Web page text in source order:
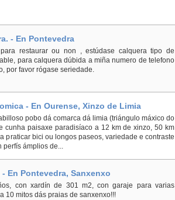
- En Pontevedra
restaurar ou non , estúdase calquera tipo de
para calquera dúbida a miña numero de telefono
por favor rógase seriedade.
- En Ourense, Xinzo de Limia
pobo dá comarca dá limia (triángulo máxico do
cunha paisaxe paradisíaco a 12 km de xinzo, 50 km
praticar bici ou longos paseos, variedade e contraste
perfís ámplios de...
En Pontevedra, Sanxenxo
con xardín de 301 m2, con garaje para varias
10 mitos dás praias de sanxenxo!!!